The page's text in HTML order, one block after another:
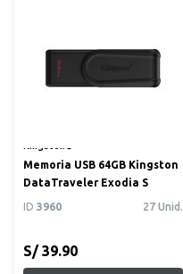
Memoria USB 64GB Kingston
DataTraveler Exodia S
ID 3960 27 Unid.
S/ 39.90